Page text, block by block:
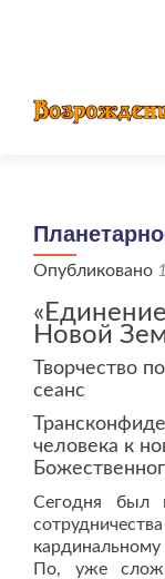
Опубликовано
Новой
Творчество
сеанс
человека к
Сегодня был
По, уже